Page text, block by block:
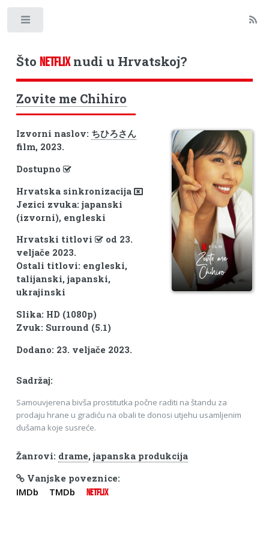
Što NETFLIXnudi u Hrvatskoj?
Zovite me Chihiro
Izvorni naslov: ちひろさん
film, 2023.
Dostupno
Hrvatska sinkronizacija
Jezici zvuka: japanski
(izvorni), engleski
Hrvatski titlovi
od 23.
veljače 2023.
Ostali titlovi: engleski,
talijanski, japanski,
ukrajinski
Slika: HD (1080p)
Zvuk: Surround (5.1)
Dodano: 23. veljače 2023.
Sadržaj:
Samouvjerena bivša prostitutka počne raditi na štandu za
prodaju hrane u gradiću na obali te donosi utjehu usamljenim
dušama koje susreće.
Žanrovi: drame, japanska produkcija
Vanjske poveznice:
IMDb TMDb NETFLIX